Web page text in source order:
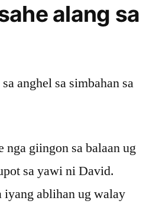
alang sa
anghel sa simbahan sa
nga giingon sa balaan ug
sa yawi ni David.
iyang ablihan ug walay